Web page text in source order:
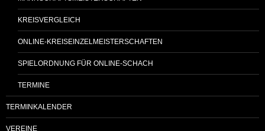
KREISVERGLEICH
ONLINE-KREISEINZELMEISTERSCHAFTEN
SPIELORDNUNG FÜR ONLINE-SCHACH
TERMINE
TERMINKALENDER
VEREINE